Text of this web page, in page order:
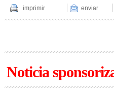
imprimir enviar
Noticia